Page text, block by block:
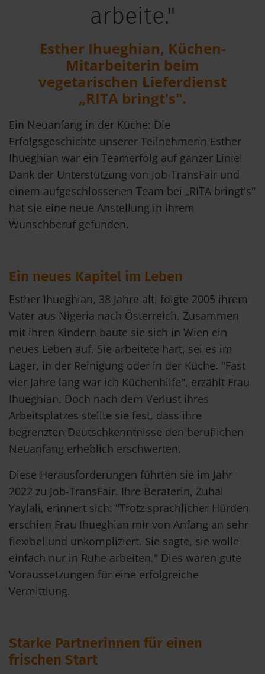
arbeite."
Esther Ihueghian, Küchen-
Mitarbeiterin beim
vegetarischen Lieferdienst
„RITA bringt's".
Ein Neuanfang in der Küche: Die
Erfolgsgeschichte unserer Teilnehmerin Esther
Ihueghian war ein Teamerfolg auf ganzer Linie!
Dank der Unterstützung von Job-TransFair und
einem aufgeschlossenen Team bei „RITA bringt's"
hat sie eine neue Anstellung in ihrem
Wunschberuf gefunden.
Ein neues Kapitel im Leben
Esther Ihueghian, 38 Jahre alt, folgte 2005 ihrem
Vater aus Nigeria nach Österreich. Zusammen
mit ihren Kindern baute sie sich in Wien ein
neues Leben auf. Sie arbeitete hart, sei es im
Lager, in der Reinigung oder in der Küche. "Fast
vier Jahre lang war ich Küchenhilfe", erzählt Frau
Ihueghian. Doch nach dem Verlust ihres
Arbeitsplatzes stellte sie fest, dass ihre
begrenzten Deutschkenntnisse den beruflichen
Neuanfang erheblich erschwerten.
Diese Herausforderungen führten sie im Jahr
2022 zu Job-TransFair. Ihre Beraterin, Zuhal
Yaylali, erinnert sich: "Trotz sprachlicher Hürden
erschien Frau Ihueghian mir von Anfang an sehr
flexibel und unkompliziert. Sie sagte, sie wolle
einfach nur in Ruhe arbeiten." Dies waren gute
Voraussetzungen für eine erfolgreiche
Vermittlung.
Starke Partnerinnen für einen
frischen Start